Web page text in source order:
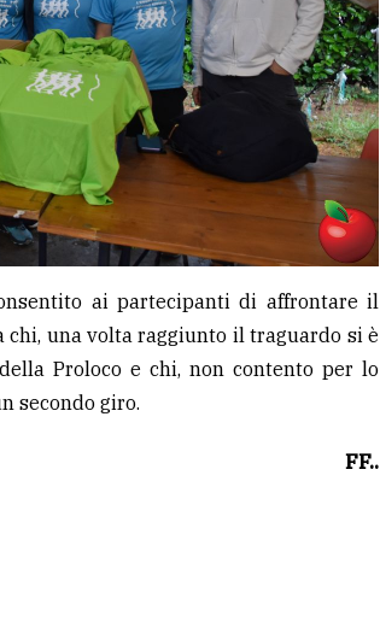
ai partecipanti di affrontare il
una volta raggiunto il traguardo si è
Proloco e chi, non contento per lo
secondo giro.
FF..